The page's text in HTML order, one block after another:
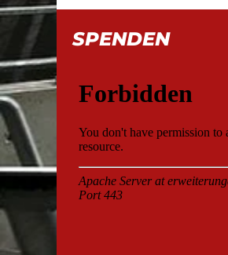
SPENDEN